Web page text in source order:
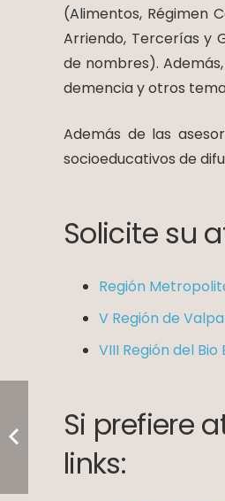
(Alimentos, Régimen
Arriendo, Tercerías y
de nombres).
demencia y otros
Además de las
socioeducativos de
Solicite su
Región
V Región de
VIII Región del
Si prefiere
links: